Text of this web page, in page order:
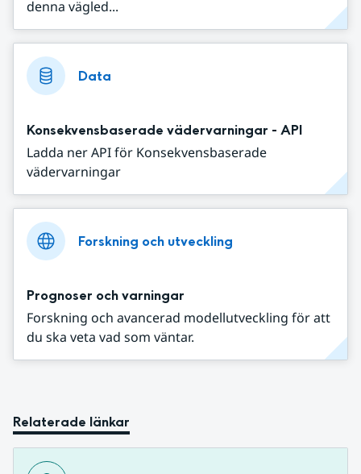
denna vägled...
Data
Konsekvensbaserade vädervarningar - API
Ladda ner API för Konsekvensbaserade
vädervarningar
Forskning och utveckling
Prognoser och varningar
Forskning och avancerad modellutveckling för att
du ska veta vad som väntar.
Relaterade länkar